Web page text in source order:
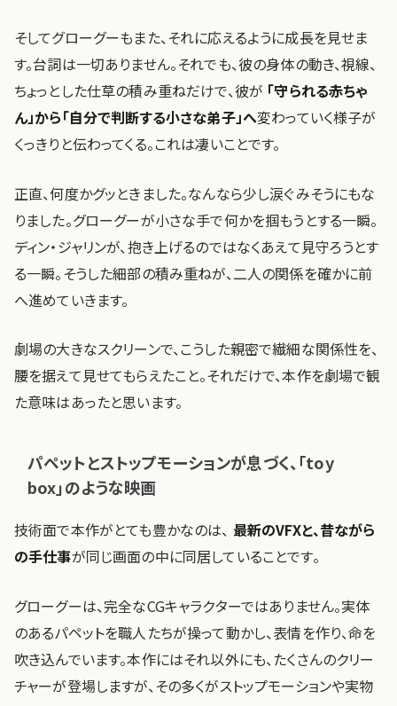
そしてグローグーもまた、それに応えるように成長を見せま
す。台詞は一切ありません。それでも、彼の身体の動き、視線、
ちょっとした仕草の積み重ねだけで、彼が 「守られる赤ちゃ
ん」から「自分で判断する小さな弟子」へ変わっていく様子が
くっきりと伝わってくる。これは凄いことです。
正直、何度かグッときました。なんなら少し涙ぐみそうにもな
りました。グローグーが小さな手で何かを掴もうとする一瞬。
ディン・ジャリンが、抱き上げるのではなくあえて見守ろうとす
る一瞬。そうした細部の積み重ねが、二人の関係を確かに前
へ進めていきます。
劇場の大きなスクリーンで、こうした親密で繊細な関係性を、
腰を据えて見せてもらえたこと。それだけで、本作を劇場で観
た意味はあったと思います。
パペットとストップモーションが息づく、「toy
box」のような映画
技術面で本作がとても豊かなのは、 最新のVFXと、昔ながら
の手仕事が同じ画面の中に同居していることです。
グローグーは、完全なCGキャラクターではありません。実体
のあるパペットを職人たちが操って動かし、表情を作り、命を
吹き込んでいます。本作にはそれ以外にも、たくさんのクリー
チャーが登場しますが、その多くがストップモーションや実物